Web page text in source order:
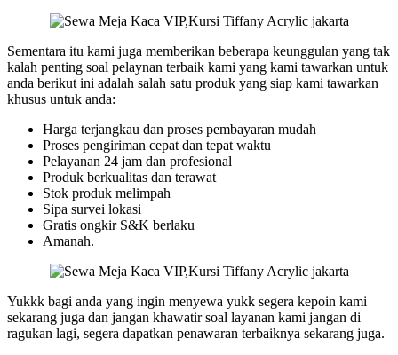
Sementara itu kami juga memberikan beberapa keunggulan yang tak
kalah penting soal pelaynan terbaik kami yang kami tawarkan untuk
anda berikut ini adalah salah satu produk yang siap kami tawarkan
khusus untuk anda:
Harga terjangkau dan proses pembayaran mudah
Proses pengiriman cepat dan tepat waktu
Pelayanan 24 jam dan profesional
Produk berkualitas dan terawat
Stok produk melimpah
Sipa survei lokasi
Gratis ongkir S&K berlaku
Amanah.
Yukkk bagi anda yang ingin menyewa yukk segera kepoin kami
sekarang juga dan jangan khawatir soal layanan kami jangan di
ragukan lagi, segera dapatkan penawaran terbaiknya sekarang juga.